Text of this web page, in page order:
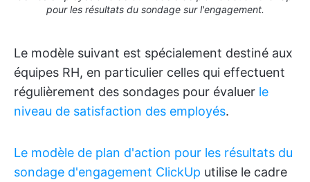
pour les résultats du sondage sur l'engagement.
Le modèle suivant est spécialement destiné aux
équipes RH, en particulier celles qui effectuent
régulièrement des sondages pour évaluer le
niveau de satisfaction des employés.
Le modèle de plan d'action pour les résultats du
sondage d'engagement ClickUp utilise le cadre